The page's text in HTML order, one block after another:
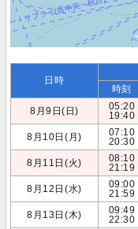
日時
時刻
8月9日(日)
05:20
19:40
8月10日(月)
07:10
20:30
8月11日(火)
08:10
21:19
8月12日(水)
09:00
21:59
8月13日(木)
09:49
22:30